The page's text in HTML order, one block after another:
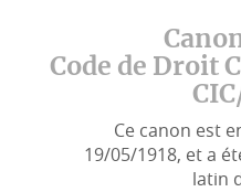
Code de Droit
Ce canon est
19/05/1918, et a
latin